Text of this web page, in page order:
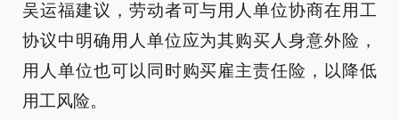
吴运福建议，劳动者可与用人单位协商在用工
协议中明确用人单位应为其购买人身意外险，
用人单位也可以同时购买雇主责任险，以降低
用工风险。